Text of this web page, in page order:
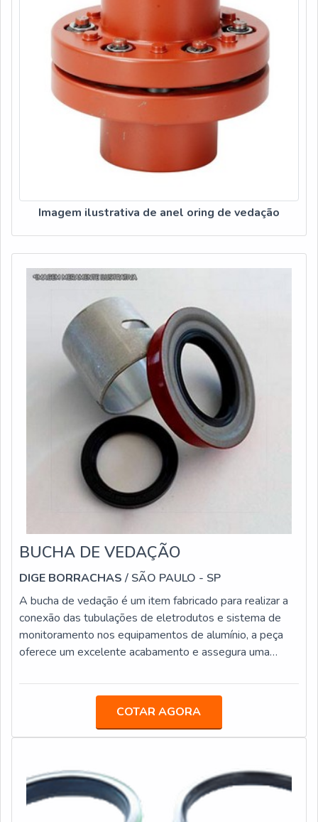
Imagem ilustrativa de anel oring de vedação
BUCHA DE VEDAÇÃO
DIGE BORRACHAS / SÃO PAULO - SP
A bucha de vedação é um item fabricado para realizar a
conexão das tubulações de eletrodutos e sistema de
monitoramento nos equipamentos de alumínio, a peça
oferece um excelente acabamento e assegura uma
competente, pois é aplicado como um dispositivo com
ampla versatilidade, então tem a capacidade de gerar
inúmeros benefícios quando é utilizada. Entre as
vantagens desse modelo de bucha é possível citar,
COTAR AGORA